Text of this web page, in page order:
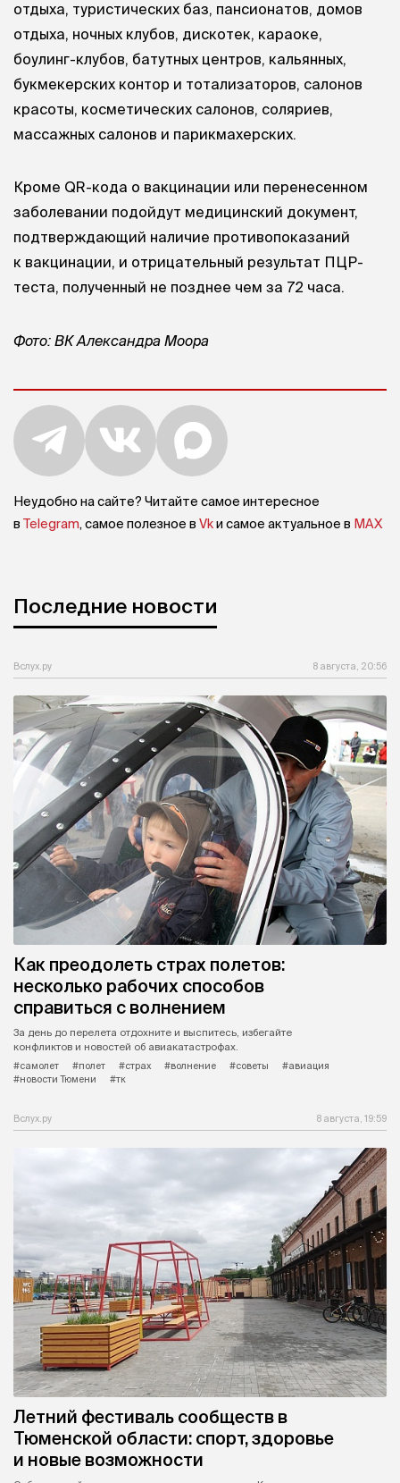
отдыха, туристических баз, пансионатов, домов
отдыха, ночных клубов, дискотек, караоке,
боулинг-клубов, батутных центров, кальянных,
букмекерских контор и тотализаторов, салонов
красоты, косметических салонов, соляриев,
массажных салонов и парикмахерских.
Кроме QR-кода о вакцинации или перенесенном
заболевании подойдут медицинский документ,
подтверждающий наличие противопоказаний
к вакцинации, и отрицательный результат ПЦР-
теста, полученный не позднее чем за 72 часа.
Фото: ВК Александра Моора
Неудобно на сайте? Читайте самое интересное
в Telegram, самое полезное в Vkи самое актуальное в MAX
Последние новости
Вслух.ру 8 августа, 20:56
Как преодолеть страх полетов:
несколько рабочих способов
справиться с волнением
За день до перелета отдохните и выспитесь, избегайте
конфликтов и новостей об авиакатастрофах.
#самолет
#полет #страх #волнение #советы
#авиация
#новости Тюмени
#тк
Вслух.ру 8 августа, 19:59
Летний фестиваль сообществ в
Тюменской области: спорт, здоровье
и новые возможности